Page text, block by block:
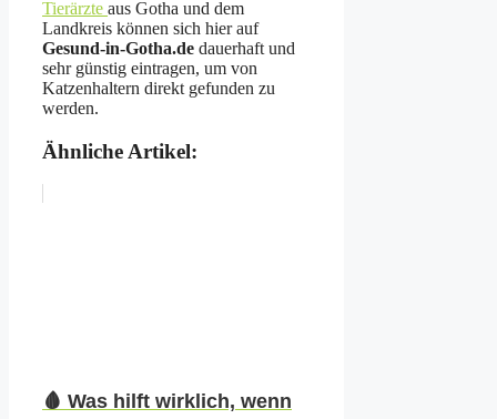
Tierärzte aus Gotha und dem
Landkreis können sich hier auf
Gesund-in-Gotha.de dauerhaft und
sehr günstig eintragen, um von
Katzenhaltern direkt gefunden zu
werden.
Ähnliche Artikel:
🩸 Was hilft wirklich, wenn